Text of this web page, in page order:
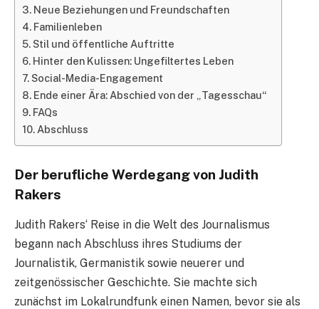
Neue Beziehungen und Freundschaften
Familienleben
Stil und öffentliche Auftritte
Hinter den Kulissen: Ungefiltertes Leben
Social-Media-Engagement
Ende einer Ära: Abschied von der „Tagesschau“
FAQs
Abschluss
Der berufliche Werdegang von Judith
Rakers
Judith Rakers‘ Reise in die Welt des Journalismus
begann nach Abschluss ihres Studiums der
Journalistik, Germanistik sowie neuerer und
zeitgenössischer Geschichte. Sie machte sich
zunächst im Lokalrundfunk einen Namen, bevor sie als